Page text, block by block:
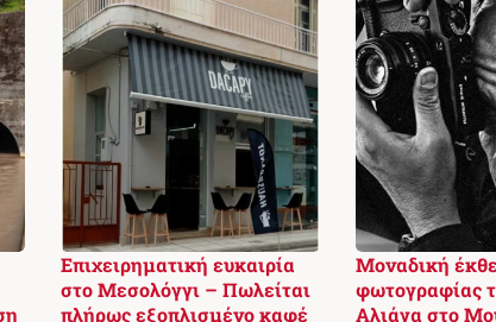
Επιχειρηματική ευκαιρία
στο Μεσολόγγι – Πωλείται
πλήρως εξοπλισμένο καφέ
Μοναδική
φωτογραφίας
Αλιάγα στο